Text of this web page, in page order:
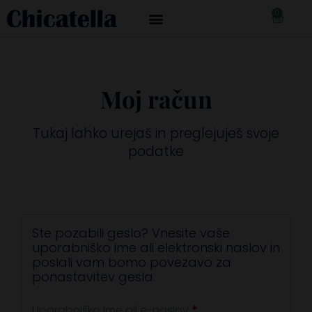
Moj račun
Tukaj lahko urejaš in preglejuješ svoje
podatke
Ste pozabili geslo? Vnesite vaše
uporabniško ime ali elektronski naslov in
poslali vam bomo povezavo za
ponastavitev gesla.